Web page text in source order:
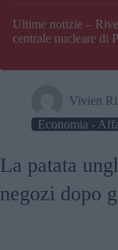
Ultime notizie –
centrale nucleare di
Vivien
Economia -
La patata
negozi dopo